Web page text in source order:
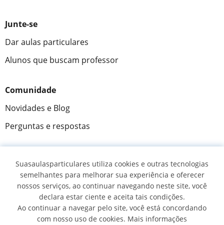
Junte-se
Dar aulas particulares
Alunos que buscam professor
Comunidade
Novidades e Blog
Perguntas e respostas
Fantástica★★★★★ 9,5/10
305915 opiniões de alunos
© 2007 - 2026 Suas aulas particulares
Suasaulasparticulares utiliza cookies e outras tecnologias
semelhantes para melhorar sua experiência e oferecer
nossos serviços, ao continuar navegando neste site, você
declara estar ciente e aceita tais condições.
Ao continuar a navegar pelo site, você está concordando
com nosso uso de cookies. Mais informações